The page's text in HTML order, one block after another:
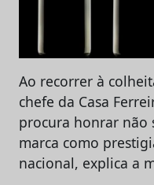
Ao recorrer à
chefe da Casa
procura honrar não
marca como
nacional, explica a